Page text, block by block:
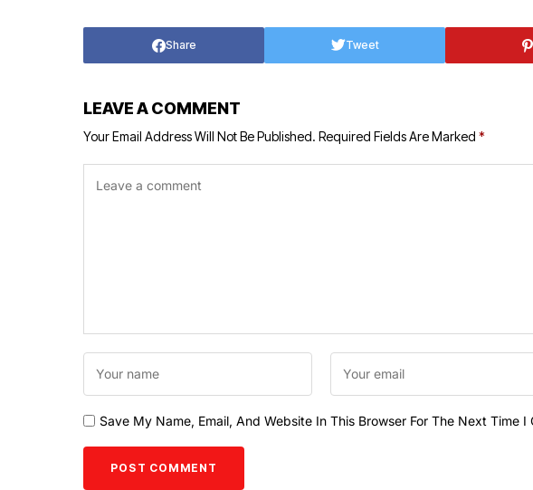
Share Tweet
LEAVE A COMMENT
Your Email Address Will Not Be Published. Required Fields Are Marked *
Save My Name, Email, And Website In This Browser For The Next Time I